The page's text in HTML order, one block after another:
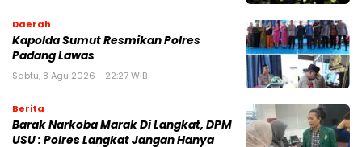
Daerah
Kapolda Sumut Resmikan Polres
Padang Lawas
Sabtu, 8 Agu 2026 - 22:27 WIB
Berita
Barak Narkoba Marak Di Langkat, DPM
USU : Polres Langkat Jangan Hanya